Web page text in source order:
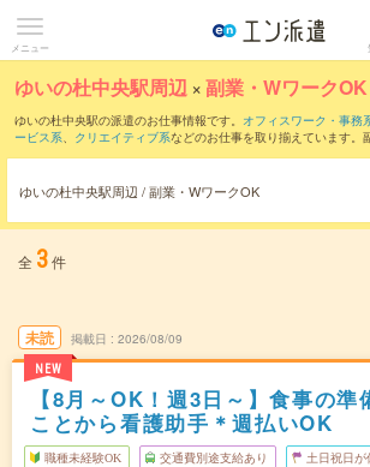
メニュー
ゆいの杜中央駅周辺 ×副業・WワークOK
ゆいの杜中央駅の派遣のお仕事情報です。 オフィスワーク・事務
ービス系、 クリエイティブ系などのお仕事を取り揃えています。
ゆいの杜中央駅周辺 / 副業・WワークOK
全 3件
未読
NEW
掲載日 2026/08/09
【8月～OK！週3日～】食事の準
ことから看護助手＊週払いOK
職種未経験OK 交通費別途支給あり 土日祝日が